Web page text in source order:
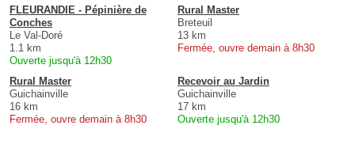
FLEURANDIE - Pépinière de
Conches
Le Val-Doré
1.1 km
Ouverte jusqu'à 12h30
Rural Master
Breteuil
13 km
Fermée, ouvre demain à 8h30
Rural Master
Guichainville
16 km
Fermée, ouvre demain à 8h30
Recevoir au Jardin
Guichainville
17 km
Ouverte jusqu'à 12h30